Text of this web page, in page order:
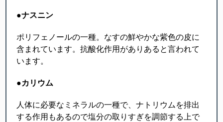
●ナスニン
ポリフェノールの一種。なすの鮮やかな紫色の皮に
含まれています。抗酸化作用がありあると言われて
います。
●カリウム
人体に必要なミネラルの一種で、ナトリウムを排出
する作用もあるので塩分の取りすぎを調節する上で